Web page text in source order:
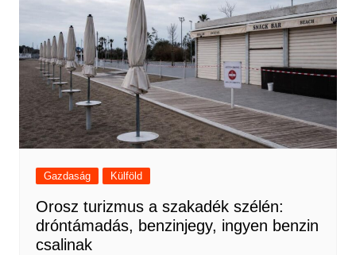
Gazdaság Külföld
Orosz turizmus a szakadék szélén:
dróntámadás, benzinjegy, ingyen benzin
csalinak